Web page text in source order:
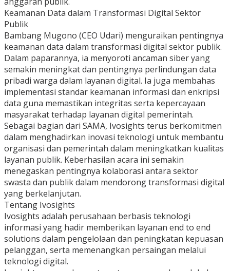
Keamanan Data dalam Transformasi Digital Sektor
Publik
Bambang Mugono (CEO Udari) menguraikan pentingnya
keamanan data dalam transformasi digital sektor publik.
Dalam paparannya, ia menyoroti ancaman siber yang
semakin meningkat dan pentingnya perlindungan data
pribadi warga dalam layanan digital. Ia juga membahas
implementasi standar keamanan informasi dan enkripsi
data guna memastikan integritas serta kepercayaan
masyarakat terhadap layanan digital pemerintah.
Sebagai bagian dari SAMA, Ivosights terus berkomitmen
dalam menghadirkan inovasi teknologi untuk membantu
organisasi dan pemerintah dalam meningkatkan kualitas
layanan publik. Keberhasilan acara ini semakin
menegaskan pentingnya kolaborasi antara sektor
swasta dan publik dalam mendorong transformasi digital
yang berkelanjutan.
Tentang Ivosights
Ivosights adalah perusahaan berbasis teknologi
informasi yang hadir memberikan layanan end to end
solutions dalam pengelolaan dan peningkatan kepuasan
pelanggan, serta memenangkan persaingan melalui
teknologi digital.